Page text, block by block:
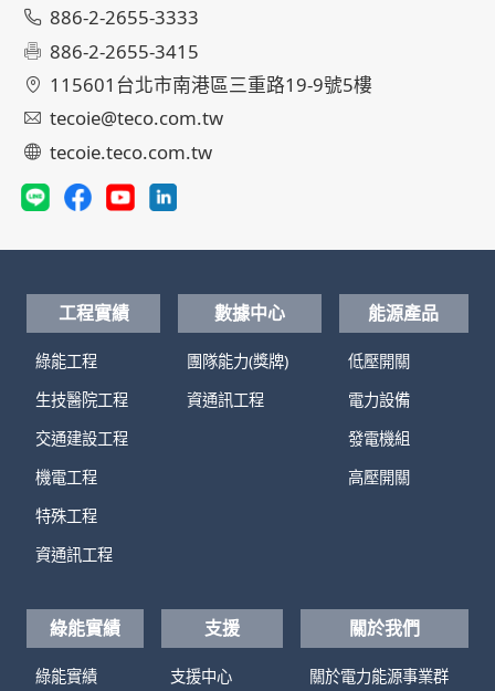
886-2-2655-3333
886-2-2655-3415
115601台北市南港區三重路19-9號5樓
tecoie@teco.com.tw
tecoie.teco.com.tw
工程實績
綠能工程
生技醫院工程
交通建設工程
機電工程
特殊工程
資通訊工程
數據中心
團隊能力(獎牌)
資通訊工程
能源產品
低壓開關
電力設備
發電機組
高壓開關
綠能實績
綠能實績
支援
支援中心
關於我們
關於電力能源事業群